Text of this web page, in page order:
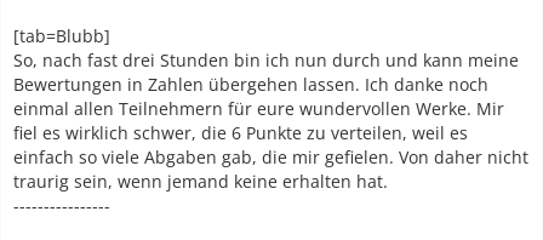
[tab=Blubb]
So, nach fast drei Stunden bin ich nun durch und kann meine
Bewertungen in Zahlen übergehen lassen. Ich danke noch
einmal allen Teilnehmern für eure wundervollen Werke. Mir
fiel es wirklich schwer, die 6 Punkte zu verteilen, weil es
einfach so viele Abgaben gab, die mir gefielen. Von daher nicht
traurig sein, wenn jemand keine erhalten hat.
----------------